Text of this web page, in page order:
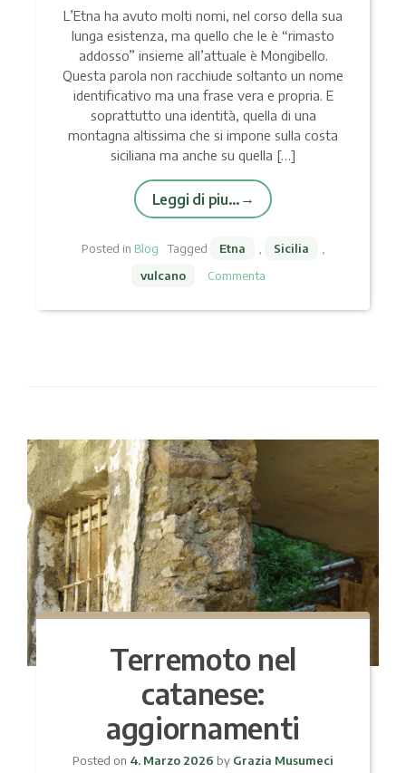
L’Etna ha avuto molti nomi, nel corso della sua
lunga esistenza, ma quello che le è “rimasto
addosso” insieme all’attuale è Mongibello.
Questa parola non racchiude soltanto un nome
identificativo ma una frase vera e propria. E
soprattutto una identità, quella di una
montagna altissima che si impone sulla costa
siciliana ma anche su quella […]
Leggi di piu…
Posted in Blog Tagged Etna Sicilia
vulcano
Commenta
Terremoto nel
catanese:
aggiornamenti
Posted on 4. Marzo 2026 by Grazia Musumeci